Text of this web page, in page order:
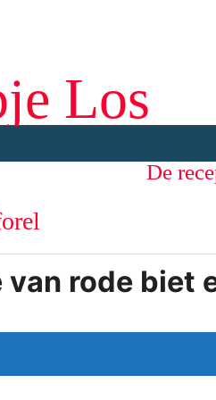
Los
De
van rode biet